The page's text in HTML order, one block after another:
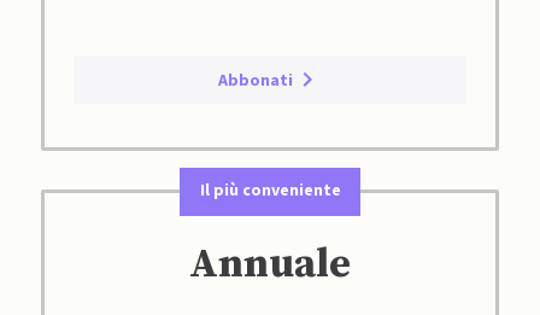
Abbonati
Il più conveniente
Annuale